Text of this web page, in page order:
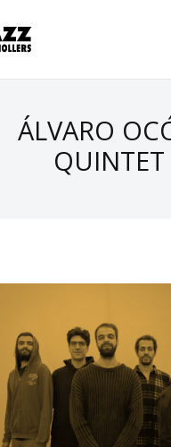
ÁLVARO
QUINTET